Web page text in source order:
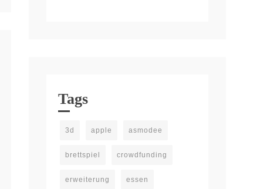
Tags
3d apple asmodee
brettspiel crowdfunding
erweiterung essen